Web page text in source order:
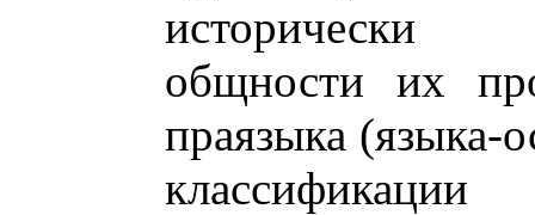
исторически
общности их
праязыка (языка-